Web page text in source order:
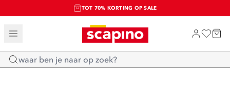
TOT 70% KORTING OP SALE
SALE: LAATSTE KANS!
SHOP NIEUW
Home